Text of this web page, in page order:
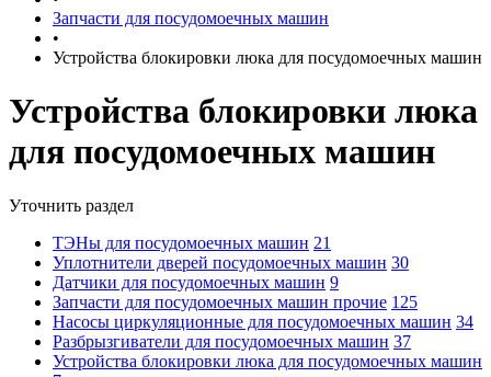
Запчасти для посудомоечных машин
•
Устройства блокировки люка для посудомоечных машин
Устройства блокировки люка
для посудомоечных машин
Уточнить раздел
ТЭНы для посудомоечных машин 21
Уплотнители дверей посудомоечных машин 30
Датчики для посудомоечных машин 9
Запчасти для посудомоечных машин прочие 125
Насосы циркуляционные для посудомоечных машин 34
Разбрызгиватели для посудомоечных машин 37
Устройства блокировки люка для посудомоечных машин